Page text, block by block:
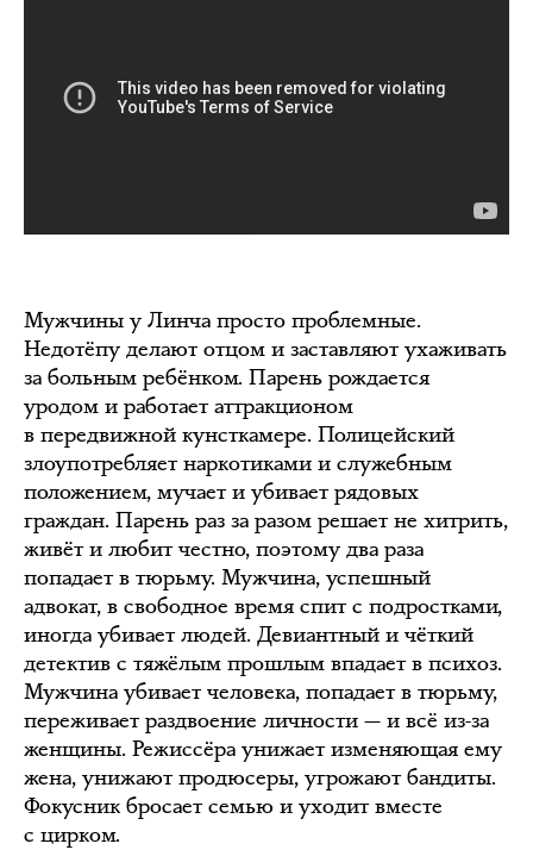
Мужчины у Линча просто проблемные.
Недотёпу делают отцом и заставляют ухаживать
за больным ребёнком. Парень рождается
уродом и работает аттракционом
в передвижной кунсткамере. Полицейский
злоупотребляет наркотиками и служебным
положением, мучает и убивает рядовых
граждан. Парень раз за разом решает не хитрить,
живёт и любит честно, поэтому два раза
попадает в тюрьму. Мужчина, успешный
адвокат, в свободное время спит с подростками,
иногда убивает людей. Девиантный и чёткий
детектив с тяжёлым прошлым впадает в психоз.
Мужчина убивает человека, попадает в тюрьму,
переживает раздвоение личности — и всё из-за
женщины. Режиссёра унижает изменяющая ему
жена, унижают продюсеры, угрожают бандиты.
Фокусник бросает семью и уходит вместе
с цирком.